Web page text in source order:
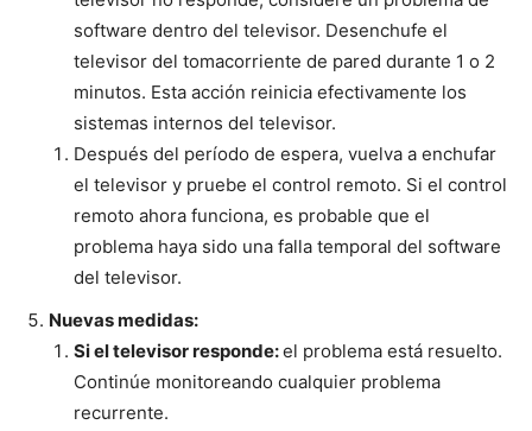
software dentro del televisor. Desenchufe el
televisor del tomacorriente de pared durante 1 o 2
minutos. Esta acción reinicia efectivamente los
sistemas internos del televisor.
Después del período de espera, vuelva a enchufar
el televisor y pruebe el control remoto. Si el control
remoto ahora funciona, es probable que el
problema haya sido una falla temporal del software
del televisor.
Nuevas medidas:
Si el televisor responde:el problema está resuelto.
Continúe monitoreando cualquier problema
recurrente.